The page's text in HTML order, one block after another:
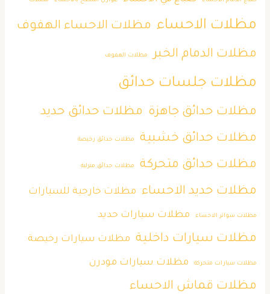
مظلات الاحساء مظلات الاحساء الهفوف
مظلات الدمام الخبر مظلات الهفوف
مظلات جلسات حدائق
مظلات حدائق جاهزة مظلات حدائق حديد
مظلات حدائق خشبية
مظلات حدائق رخيصة
مظلات حدائق متحركة مظلات حدائق منزلية
مظلات حديد الاحساء مظلات خارجية للسيارات
مظلات سواتر الاحساء مظلات سيارات حديد
مظلات سيارات داخلية مظلات سيارات رخيصة
مظلات سيارات متحركة مظلات سيارات مودرن
مظلات قماش الاحساء